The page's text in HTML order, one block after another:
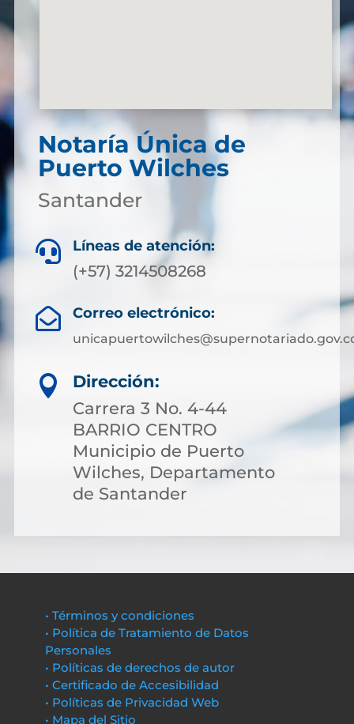
Notaría Única de
Puerto Wilches
Santander
 Líneas de atención:
(+57) 3214508268
 Correo electrónico:

Dirección:
Carrera 3 No. 4-44
BARRIO CENTRO
Municipio de Puerto
Wilches, Departamento
de Santander
• Términos y condiciones
• Política de Tratamiento de Datos
Personales
• Políticas de derechos de autor
• Certificado de Accesibilidad
• Políticas de Privacidad Web
• Mapa del Sitio